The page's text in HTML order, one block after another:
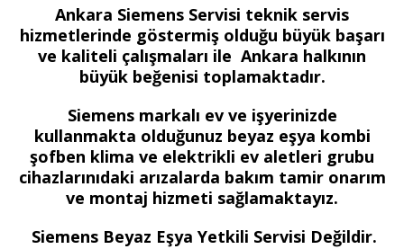
Ankara Siemens Servisi teknik servis
hizmetlerinde göstermiş olduğu büyük başarı
ve kaliteli çalışmaları ile Ankara halkının
büyük beğenisi toplamaktadır.
Siemens markalı ev ve işyerinizde
kullanmakta olduğunuz beyaz eşya kombi
şofben klima ve elektrikli ev aletleri grubu
cihazlarınıdaki arızalarda bakım tamir onarım
ve montaj hizmeti sağlamaktayız.
Siemens Beyaz Eşya Yetkili Servisi Değildir.